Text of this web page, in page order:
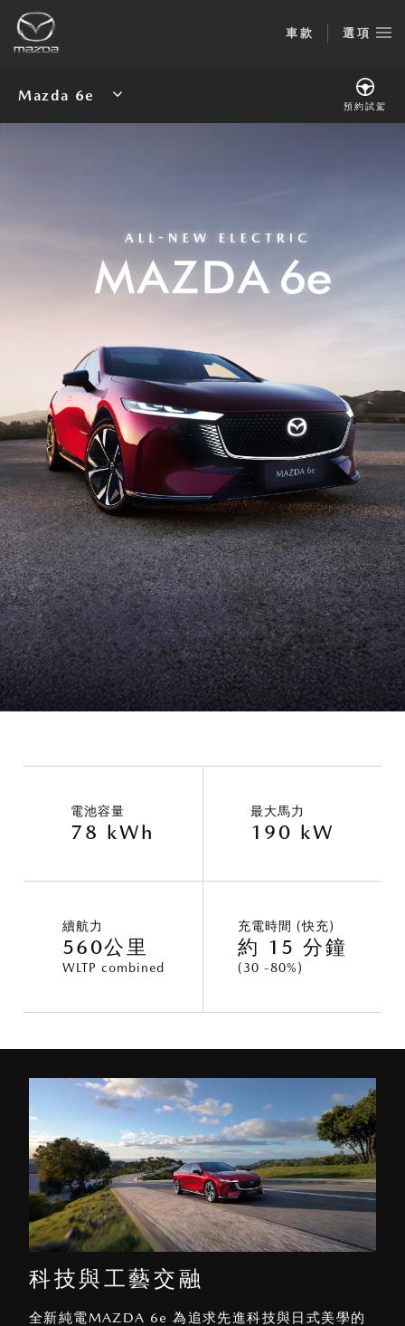
車款 選項
Mazda 6e
預約試駕
電池容量
78 kWh
最大馬力
190 kW
續航力
560公里
WLTP combined
充電時間 (快充)
約 15 分鐘
(30 -80%)
科技與工藝交融
全新純電MAZDA 6e 為追求先進科技與日式美學的